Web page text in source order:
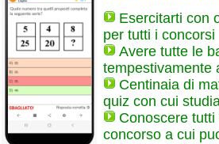
Esercitarti con
per tutti i concorsi
Avere tutte le
tempestivamente
Centinaia di
quiz con cui
Conoscere
concorso a cui